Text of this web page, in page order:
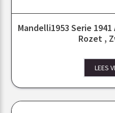
Mandelli1953 Serie
Rozet ,
LEES